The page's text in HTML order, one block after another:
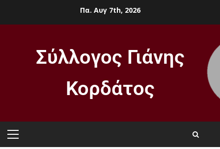
Πα. Αυγ 7th, 2026
Σύλλογος Γιάνης
Κορδάτος